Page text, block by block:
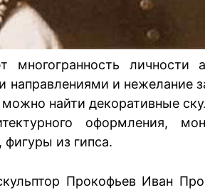
многогранность личности
направлениями и нежелание
можно найти декоративные
оформления,
фигуры из гипса.
Прокофьев Иван